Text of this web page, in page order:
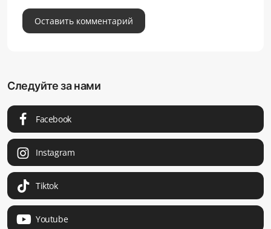
Оставить комментарий
Следуйте за нами
Facebook
Instagram
Tiktok
Youtube